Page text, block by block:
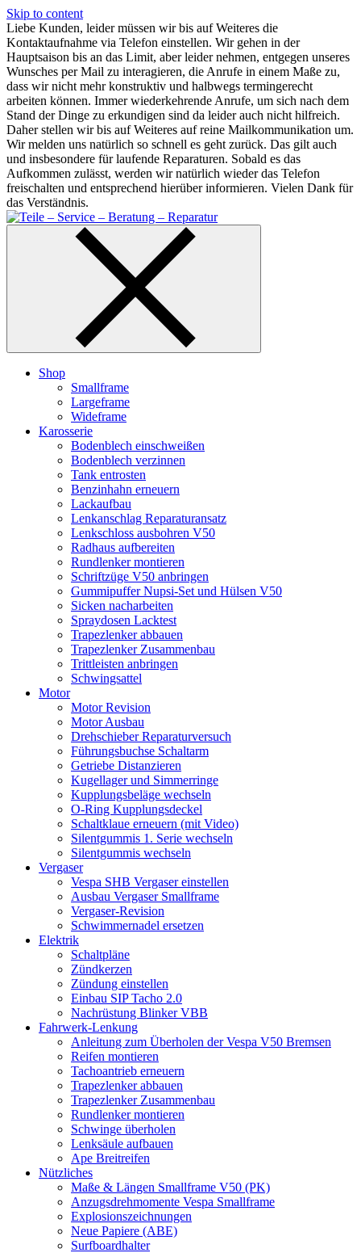
Skip to content
Liebe Kunden, leider müssen wir bis auf Weiteres die
Kontaktaufnahme via Telefon einstellen. Wir gehen in der
Hauptsaison bis an das Limit, aber leider nehmen, entgegen unseres
Wunsches per Mail zu interagieren, die Anrufe in einem Maße zu,
dass wir nicht mehr konstruktiv und halbwegs termingerecht
arbeiten können. Immer wiederkehrende Anrufe, um sich nach dem
Stand der Dinge zu erkundigen sind da leider auch nicht hilfreich.
Daher stellen wir bis auf Weiteres auf reine Mailkommunikation um.
Wir melden uns natürlich so schnell es geht zurück. Das gilt auch
und insbesondere für laufende Reparaturen. Sobald es das
Aufkommen zulässt, werden wir natürlich wieder das Telefon
freischalten und entsprechend hierüber informieren. Vielen Dank für
das Verständnis.
Shop
Smallframe
Largeframe
Wideframe
Karosserie
Bodenblech einschweißen
Bodenblech verzinnen
Tank entrosten
Benzinhahn erneuern
Lackaufbau
Lenkanschlag Reparaturansatz
Lenkschloss ausbohren V50
Radhaus aufbereiten
Rundlenker montieren
Schriftzüge V50 anbringen
Gummipuffer Nupsi-Set und Hülsen V50
Sicken nacharbeiten
Spraydosen Lacktest
Trapezlenker abbauen
Trapezlenker Zusammenbau
Trittleisten anbringen
Schwingsattel
Motor
Motor Revision
Motor Ausbau
Drehschieber Reparaturversuch
Führungsbuchse Schaltarm
Getriebe Distanzieren
Kugellager und Simmerringe
Kupplungsbeläge wechseln
O-Ring Kupplungsdeckel
Schaltklaue erneuern (mit Video)
Silentgummis 1. Serie wechseln
Silentgummis wechseln
Vergaser
Vespa SHB Vergaser einstellen
Ausbau Vergaser Smallframe
Vergaser-Revision
Schwimmernadel ersetzen
Elektrik
Schaltpläne
Zündkerzen
Zündung einstellen
Einbau SIP Tacho 2.0
Nachrüstung Blinker VBB
Fahrwerk-Lenkung
Anleitung zum Überholen der Vespa V50 Bremsen
Reifen montieren
Tachoantrieb erneuern
Trapezlenker abbauen
Trapezlenker Zusammenbau
Rundlenker montieren
Schwinge überholen
Lenksäule aufbauen
Ape Breitreifen
Nützliches
Maße & Längen Smallframe V50 (PK)
Anzugsdrehmomente Vespa Smallframe
Explosionszeichnungen
Neue Papiere (ABE)
Surfboardhalter